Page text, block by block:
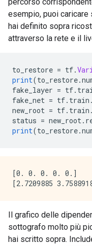
esempio, puoi
hai definito sopra
attraverso la rete e il
to_restore = tf.
print(to_restore.
fake_layer = tf.
fake_net = tf. train .
new_root = tf. train .
status = new_root.
print(to_restore.
[0. 0. 0. 0. 0.]
Il grafico delle
sottografo molto più
hai scritto sopra.